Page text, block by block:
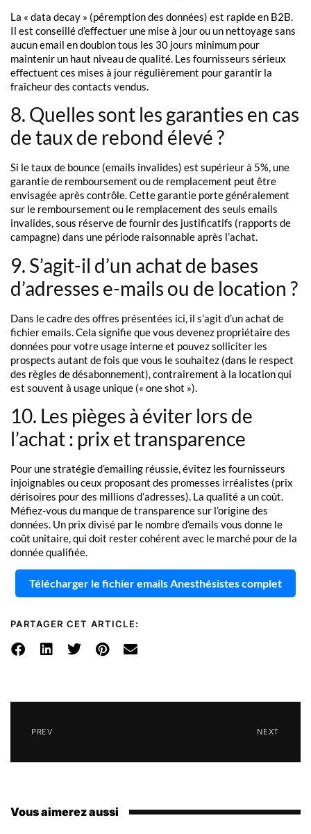
La « data decay » (péremption des données) est rapide en B2B.
Il est conseillé d’effectuer une mise à jour ou un nettoyage sans
aucun email en doublon tous les 30 jours minimum pour
maintenir un haut niveau de qualité. Les fournisseurs sérieux
effectuent ces mises à jour régulièrement pour garantir la
fraîcheur des contacts vendus.
8. Quelles sont les garanties en cas
de taux de rebond élevé ?
Si le taux de bounce (emails invalides) est supérieur à 5%, une
garantie de remboursement ou de remplacement peut être
envisagée après contrôle. Cette garantie porte généralement
sur le remboursement ou le remplacement des seuls emails
invalides, sous réserve de fournir des justificatifs (rapports de
campagne) dans une période raisonnable après l’achat.
9. S’agit-il d’un achat de bases
d’adresses e-mails ou de location ?
Dans le cadre des offres présentées ici, il s’agit d’un achat de
fichier emails. Cela signifie que vous devenez propriétaire des
données pour votre usage interne et pouvez solliciter les
prospects autant de fois que vous le souhaitez (dans le respect
des règles de désabonnement), contrairement à la location qui
est souvent à usage unique (« one shot »).
10. Les pièges à éviter lors de
l’achat : prix et transparence
Pour une stratégie d’emailing réussie, évitez les fournisseurs
injoignables ou ceux proposant des promesses irréalistes (prix
dérisoires pour des millions d’adresses). La qualité a un coût.
Méfiez-vous du manque de transparence sur l’origine des
données. Un prix divisé par le nombre d’emails vous donne le
coût unitaire, qui doit rester cohérent avec le marché pour de la
donnée qualifiée.
Télécharger le fichier emails Anesthésistes complet
PARTAGER CET ARTICLE:
PREV NEXT
Vous aimerez aussi